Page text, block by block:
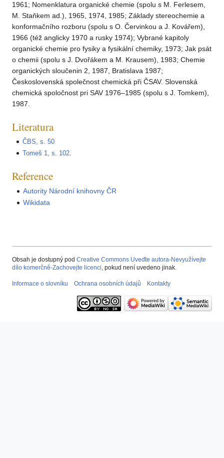
1961; Nomenklatura organické chemie (spolu s M. Ferlesem,
M. Staňkem ad.), 1965, 1974, 1985; Základy stereochemie a
konformačního rozboru (spolu s O. Červinkou a J. Kovářem),
1966 (též anglicky 1970 a rusky 1974); Vybrané kapitoly
organické chemie pro fysiky a fysikální chemiky, 1973; Jak psát
o chemii (spolu s J. Dvořákem a M. Krausem), 1983; Chemie
organických sloučenin 2, 1987, Bratislava 1987;
Československá společnost chemická při ČSAV. Slovenská
chemická spoločnost pri SAV 1976–1985 (spolu s J. Tomkem),
1987.
Literatura
ČBS, s. 50
Tomeš 1, s. 102
Reference
Autority Národní knihovny ČR
Wikidata
Obsah je dostupný pod Creative Commons Uveďte autora-Nevyužívejte
dílo komerčně-Zachovejte licenci , pokud není uvedeno jinak.
Informace o slovníku Ochrana osobních údajů Kontakty